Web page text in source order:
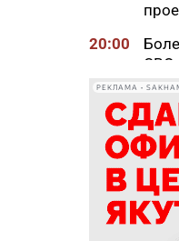
20:00
СВО
в
19:50
76%
об
19:25
РЕКЛАМА •